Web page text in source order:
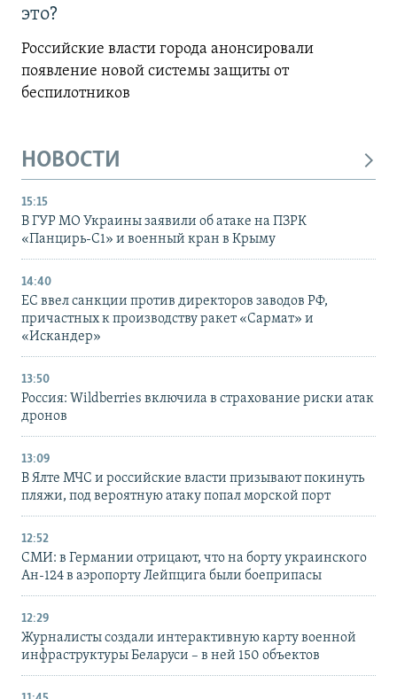
это?
Российские власти города анонсировали
появление новой системы защиты от
беспилотников
НОВОСТИ
15:15
В ГУР МО Украины заявили об атаке на ПЗРК
«Панцирь-С1» и военный кран в Крыму
14:40
ЕС ввел санкции против директоров заводов РФ,
причастных к производству ракет «Сармат» и
«Искандер»
13:50
Россия: Wildberries включила в страхование риски атак
дронов
13:09
В Ялте МЧС и российские власти призывают покинуть
пляжи, под вероятную атаку попал морской порт
12:52
СМИ: в Германии отрицают, что на борту украинского
Ан-124 в аэропорту Лейпцига были боеприпасы
12:29
Журналисты создали интерактивную карту военной
инфраструктуры Беларуси – в ней 150 объектов